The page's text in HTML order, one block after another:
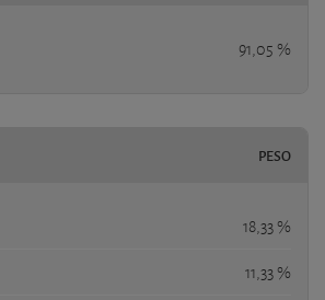
91,05 %
PESO
18,33 %
11,33 %